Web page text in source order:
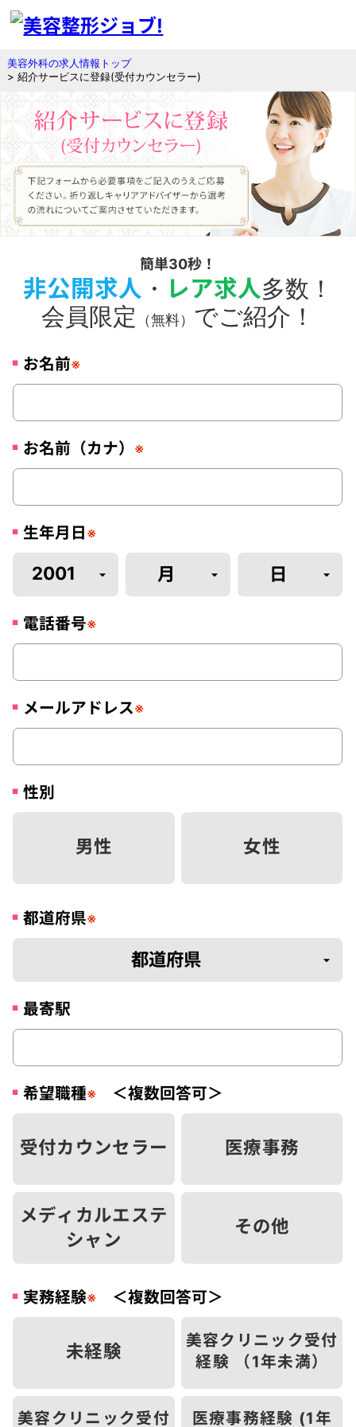
美容外科の求人情報トップ
> 紹介サービスに登録(受付カウンセラー)
簡単30秒！
非公開求人 ・ レア求人多数！
会員限定
（無料） でご紹介！
お名前※
お名前（カナ） ※
生年月日※
電話番号※
メールアドレス※
性別
男性 女性
都道府県※
最寄駅
希望職種※＜複数回答可＞
受付カウンセラー 医療事務
メディカルエステ
シャン
その他
実務経験※＜複数回答可＞
未経験
美容クリニック受付
経験 （1年未満）
美容クリニック受付 医療事務経験 (1年